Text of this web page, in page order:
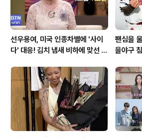
선우용여, 미국 인종차별에 '사이
다' 대응! 김치 냄새 비하에 맞선 통
팬심을
을야구